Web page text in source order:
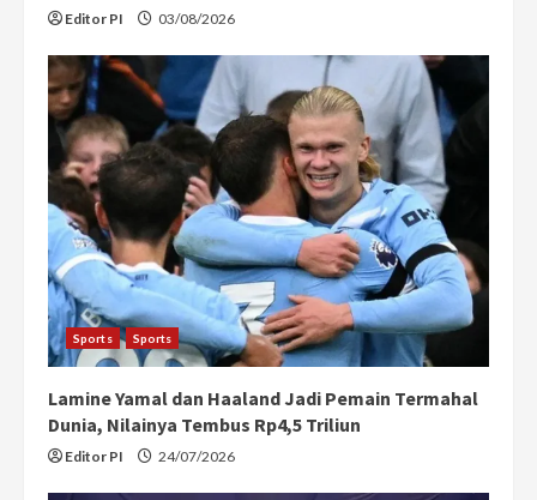
Editor PI 03/08/2026
Sports Sports
Lamine Yamal dan Haaland Jadi Pemain Termahal
Dunia, Nilainya Tembus Rp4,5 Triliun
Editor PI 24/07/2026